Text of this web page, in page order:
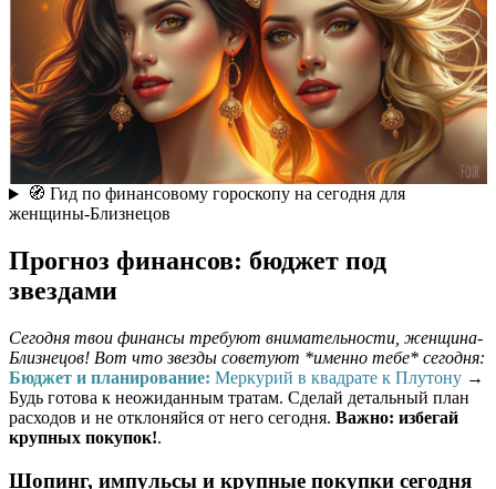
🧭 Гид по финансовому гороскопу на сегодня для
женщины-Близнецов
Прогноз финансов: бюджет под
звездами
Сегодня твои финансы требуют внимательности, женщина-
Близнецов! Вот что звезды советуют *именно тебе* сегодня:
Бюджет и планирование: Меркурий в квадрате к Плутону →
Будь готова к неожиданным тратам. Сделай детальный план
расходов и не отклоняйся от него сегодня. Важно: избегай
крупных покупок!.
Шопинг, импульсы и крупные покупки сегодня